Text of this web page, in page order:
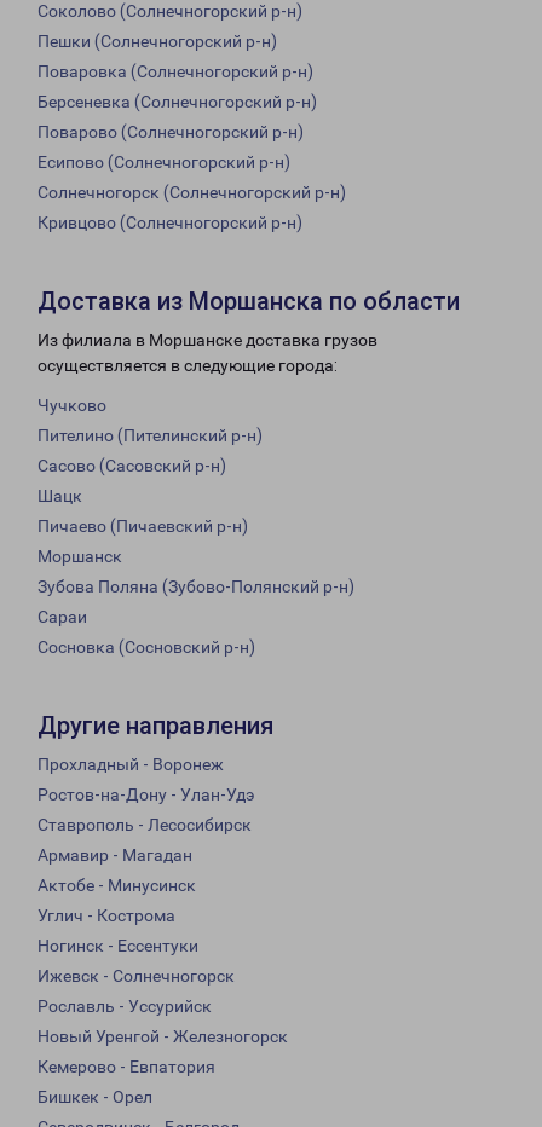
Соколово (Солнечногорский р-н)
Пешки (Солнечногорский р-н)
Поваровка (Солнечногорский р-н)
Берсеневка (Солнечногорский р-н)
Поварово (Солнечногорский р-н)
Есипово (Солнечногорский р-н)
Солнечногорск (Солнечногорский р-н)
Кривцово (Солнечногорский р-н)
Доставка из Моршанска по области
Из филиала в Моршанске доставка грузов
осуществляется в следующие города:
Чучково
Пителино (Пителинский р-н)
Сасово (Сасовский р-н)
Шацк
Пичаево (Пичаевский р-н)
Моршанск
Зубова Поляна (Зубово-Полянский р-н)
Сараи
Сосновка (Сосновский р-н)
Другие направления
Прохладный - Воронеж
Ростов-на-Дону - Улан-Удэ
Ставрополь - Лесосибирск
Армавир - Магадан
Актобе - Минусинск
Углич - Кострома
Ногинск - Ессентуки
Ижевск - Солнечногорск
Рославль - Уссурийск
Новый Уренгой - Железногорск
Кемерово - Евпатория
Бишкек - Орел